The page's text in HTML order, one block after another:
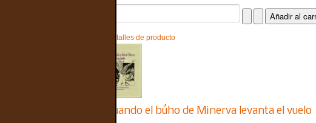
Detalles de producto
Cuando el búho de Minerva levanta el vuelo